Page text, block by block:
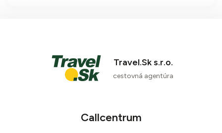
Travel.Sk s.r.o.
cestovná agentúra
Callcentrum